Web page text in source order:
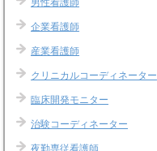
男性看護師
企業看護師
産業看護師
クリニカルコーディネーター
臨床開発モニター
治験コーディネーター
夜勤専従看護師